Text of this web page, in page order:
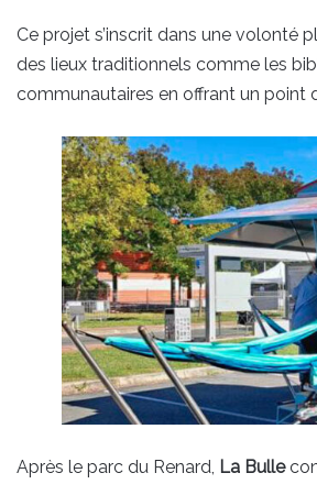
Ce projet s’inscrit dans une volonté
des lieux traditionnels comme les
communautaires en offrant un point
Après le parc du Renard, La Bulle